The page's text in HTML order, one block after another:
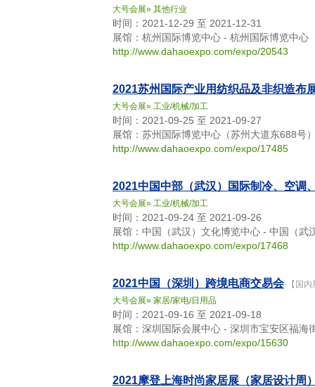
大号会展» 其他行业
时间：2021-12-29 至 2021-12-31
展馆：杭州国际博览中心 - 杭州国际博览中心
http://www.dahaoexpo.com/expo/20543
2021苏州国际产业用纺织品及非织造布
大号会展» 工业/机械/加工
时间：2021-09-25 至 2021-09-27
展馆：苏州国际博览中心（苏州大道东688号
http://www.dahaoexpo.com/expo/17485
2021中国中部（武汉）国际制冷、空调
大号会展» 工业/机械/加工
时间：2021-09-24 至 2021-09-26
展馆：中国（武汉）文化博览中心 - 中国（武
http://www.dahaoexpo.com/expo/17468
2021中国（深圳）跨境电商交易会-【国内
大号会展» 家居/家电/日用品
时间：2021-09-16 至 2021-09-18
展馆：深圳国际会展中心 - 深圳市宝安区福海
http://www.dahaoexpo.com/expo/15630
2021摩登上海时尚家居展（家居设计周